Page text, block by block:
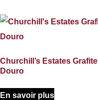
Churchill’s Estates Grafite
Douro
En savoir plus